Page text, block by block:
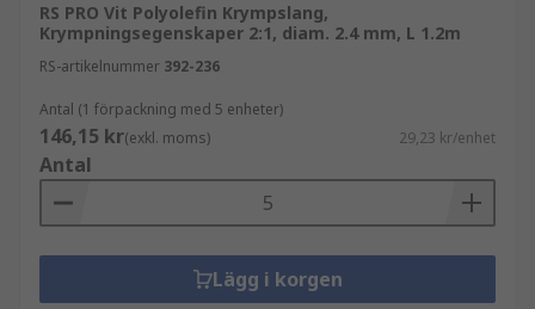
RS PRO Vit Polyolefin Krympslang,
Krympningsegenskaper 2:1, diam. 2.4 mm, L 1.2m
RS-artikelnummer 392-236
Antal (1 förpackning med 5 enheter)
146,15 kr(exkl. moms) 29,23 kr/enhet
Antal
Lägg i korgen